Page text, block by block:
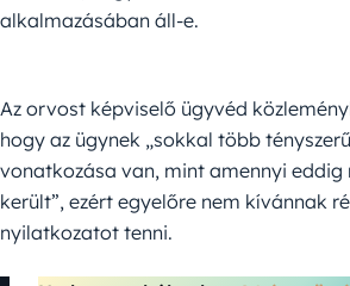
alkalmazásában áll-e.
Az orvost képviselő ügyvéd
hogy az ügynek „sokkal több
vonatkozása van, mint amennyi eddig
került”, ezért egyelőre nem kívánnak
nyilatkozatot tenni.